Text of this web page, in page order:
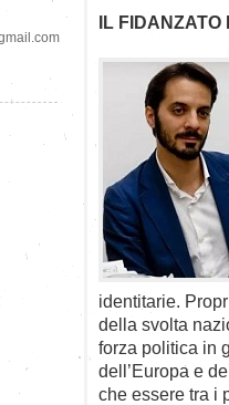
IL FIDANZATO
identitarie.
della svolta
forza politica in
dell’Europa e
che essere tra i